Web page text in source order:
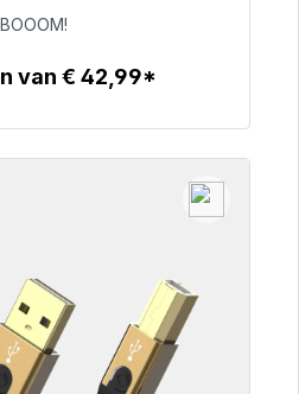
€ 53,49
BOOOM!
van € 42,99*